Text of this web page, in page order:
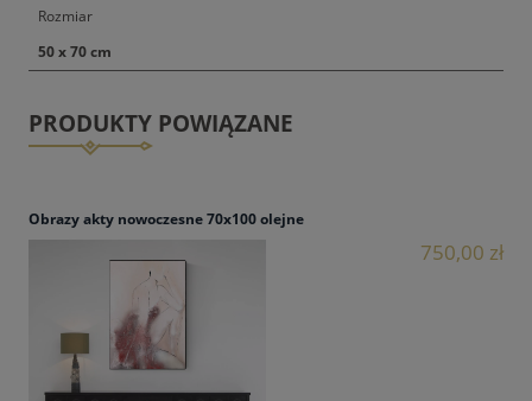
Rozmiar
50 x 70 cm
PRODUKTY POWIĄZANE
Obrazy akty nowoczesne 70x100 olejne
750,00 zł